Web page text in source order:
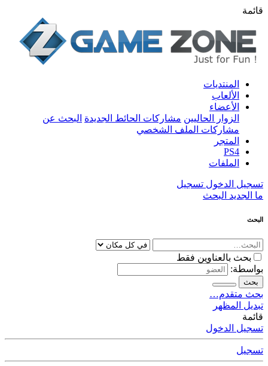
قائمة
المنتديات
الألعاب
الأعضاء
الزوار الحاليين مشاركات الحائط الجديدة البحث عن
مشاركات الملف الشخصي
المتجر
PS4
الملفات
تسجيل الدخول تسجيل
ما الجديد البحث
البحث
بحث بالعناوين فقط
بواسطة:
بحث
بحث متقدم…
تبديل المظهر
قائمة
تسجيل الدخول
تسجيل